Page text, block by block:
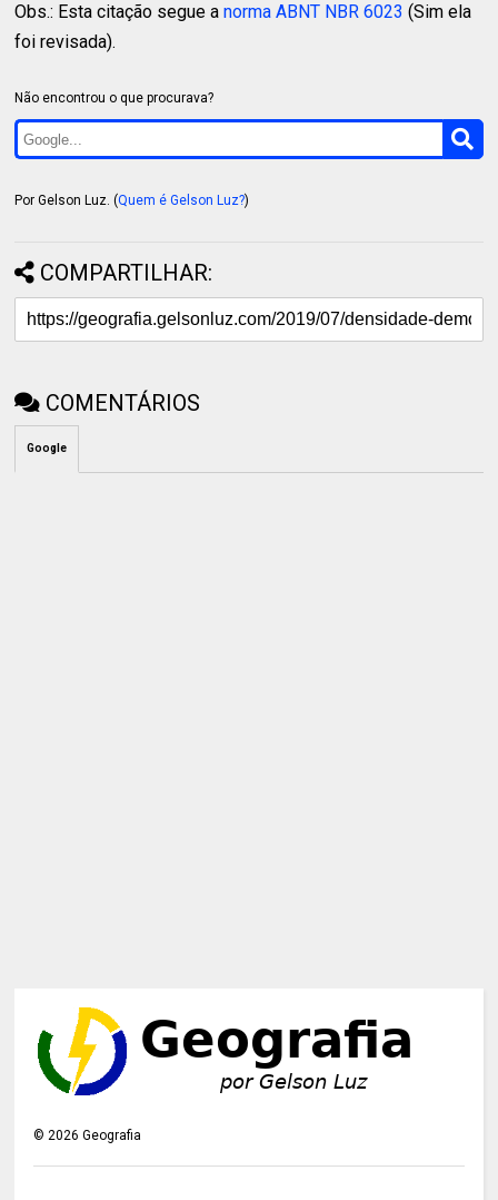
Obs.: Esta citação segue anorma ABNT NBR 6023 (Sim ela
foi revisada).
Não encontrou o que procurava?
Por Gelson Luz. (Quem é Gelson Luz?)
COMPARTILHAR:
COMENTÁRIOS
Google
©2026 Geografia